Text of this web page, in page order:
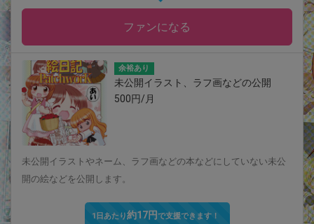
ファンになる
余裕あり
未公開イラスト、ラフ画などの公開
500円/月
未公開イラストやネーム、ラフ画などの本などにしていない未公
開の絵などを公開します。
1日あたり約17円 で支援できます！